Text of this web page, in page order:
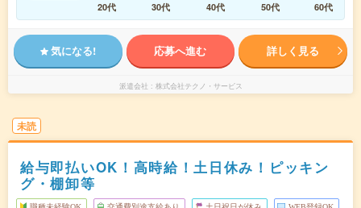
20代
30代 40代 50代 60代
気になる! 応募へ進む 詳しく見る
派遣会社 株式会社テクノ・サービス
未読
給与即払いOK！高時給！土日休み！ピッキン
グ・棚卸等